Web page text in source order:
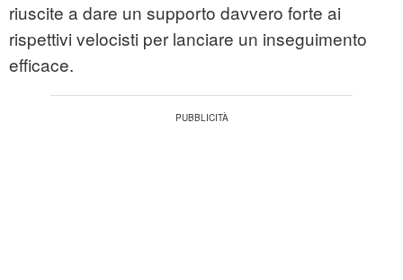
riuscite a dare un supporto davvero forte ai
rispettivi velocisti per lanciare un inseguimento
efficace.